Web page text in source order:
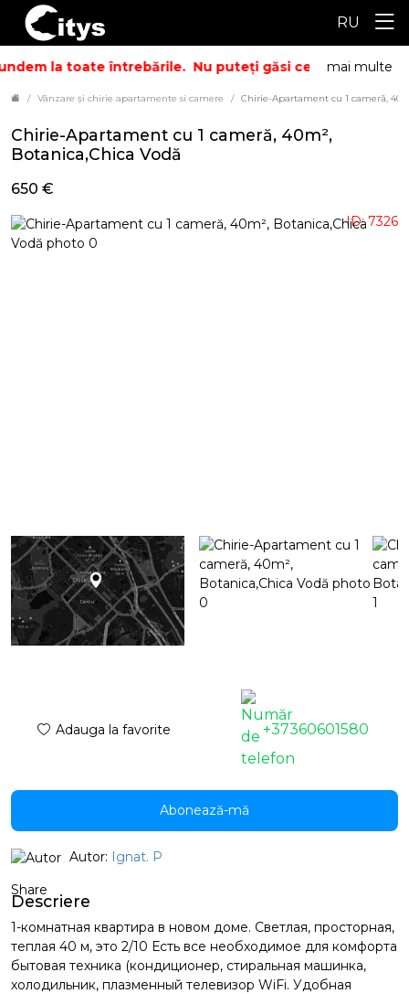
RU
la toate întrebările. Nu puteți găsi ceea ce căutați?
mai multe
Vânzare și chirie apartamente si camere Chirie-Apartament cu 1 cameră,
Descriere
1-комнатная квартира в новом доме. Светлая, просторная,
теплая 40 м, это 2/10 Есть все необходимое для комфорта
бытовая техника (кондиционер, стиральная машинка,
холодильник, плазменный телевизор WiFi. Удобная
Chirie-Apartament cu 1 cameră, 40m²,
Botanica,Chica Vodă
ID: 7326
650 €
Adauga la favorite +37360601580
Abonează-mă
Autor: Ignat. P
Share